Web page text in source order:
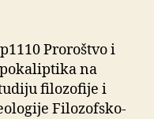
Proroštvo i
na
filozofije i
Filozofsko-